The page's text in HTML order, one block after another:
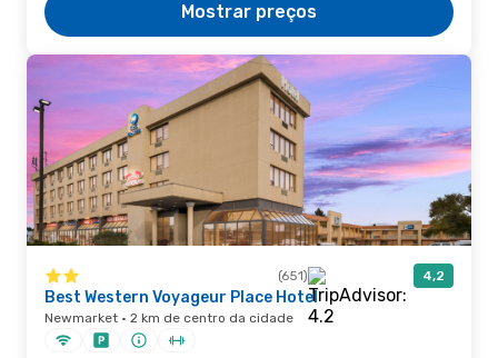
Mostrar preços
(651) 4,2
Best Western Voyageur Place Hotel
Newmarket · 2 km de centro da cidade